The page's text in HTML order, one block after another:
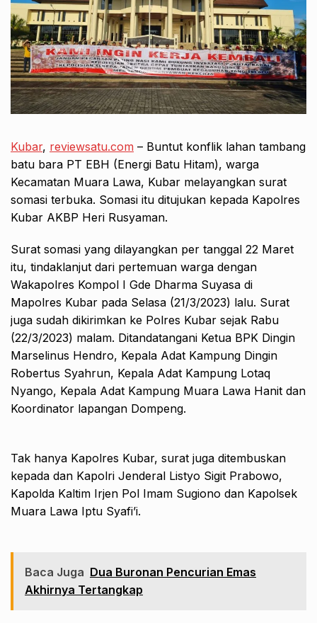
Kubar, reviewsatu.com – Buntut konflik lahan tambang
batu bara PT EBH (Energi Batu Hitam), warga
Kecamatan Muara Lawa, Kubar melayangkan surat
somasi terbuka. Somasi itu ditujukan kepada Kapolres
Kubar AKBP Heri Rusyaman.
Surat somasi yang dilayangkan per tanggal 22 Maret
itu, tindaklanjut dari pertemuan warga dengan
Wakapolres Kompol I Gde Dharma Suyasa di
Mapolres Kubar pada Selasa (21/3/2023) lalu. Surat
juga sudah dikirimkan ke Polres Kubar sejak Rabu
(22/3/2023) malam. Ditandatangani Ketua BPK Dingin
Marselinus Hendro, Kepala Adat Kampung Dingin
Robertus Syahrun, Kepala Adat Kampung Lotaq
Nyango, Kepala Adat Kampung Muara Lawa Hanit dan
Koordinator lapangan Dompeng.
Tak hanya Kapolres Kubar, surat juga ditembuskan
kepada dan Kapolri Jenderal Listyo Sigit Prabowo,
Kapolda Kaltim Irjen Pol Imam Sugiono dan Kapolsek
Muara Lawa Iptu Syafi’i.
Baca Juga Dua Buronan Pencurian Emas
Akhirnya Tertangkap